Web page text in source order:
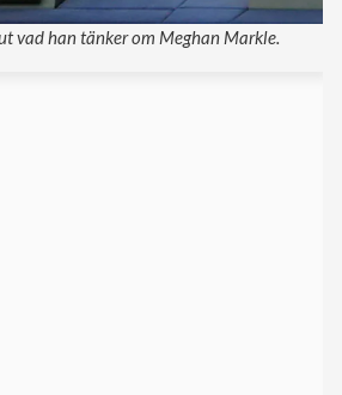
vad han tänker om Meghan Markle.